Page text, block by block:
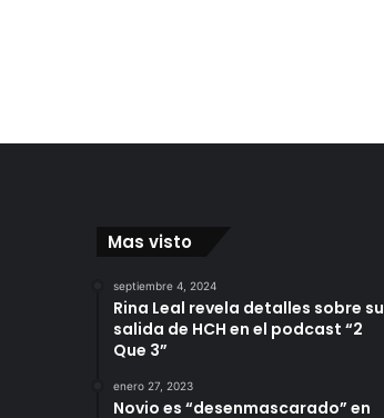
Mas visto
septiembre 4, 2024
Rina Leal revela detalles sobre su
salida de HCH en el podcast “2
Que 3”
enero 27, 2023
Novio es “desenmascarado” en